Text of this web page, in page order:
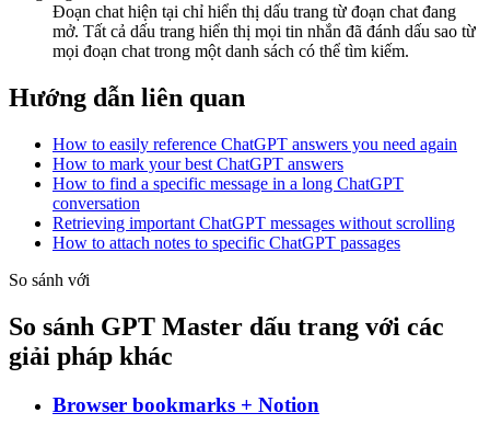
Đoạn chat hiện tại chỉ hiển thị dấu trang từ đoạn chat đang
mở. Tất cả dấu trang hiển thị mọi tin nhắn đã đánh dấu sao từ
mọi đoạn chat trong một danh sách có thể tìm kiếm.
Hướng dẫn liên quan
How to easily reference ChatGPT answers you need again
How to mark your best ChatGPT answers
How to find a specific message in a long ChatGPT
conversation
Retrieving important ChatGPT messages without scrolling
How to attach notes to specific ChatGPT passages
So sánh với
So sánh GPT Master dấu trang với các
giải pháp khác
Browser bookmarks + Notion